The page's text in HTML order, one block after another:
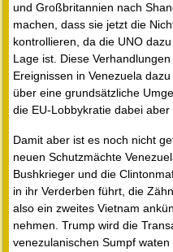
und Großbritannien nach
machen, dass sie jetzt die
kontrollieren, da die UNO
Lage ist. Diese
Ereignissen in Venezuela
über eine grundsätzliche
die EU-Lobbykratie dabei
Damit aber ist es noch nicht
neuen Schutzmächte
Bushkrieger und die
in ihr Verderben führt, die
also ein zweites Vietnam
nehmen. Trump wird die
venezulanischen Sumpf